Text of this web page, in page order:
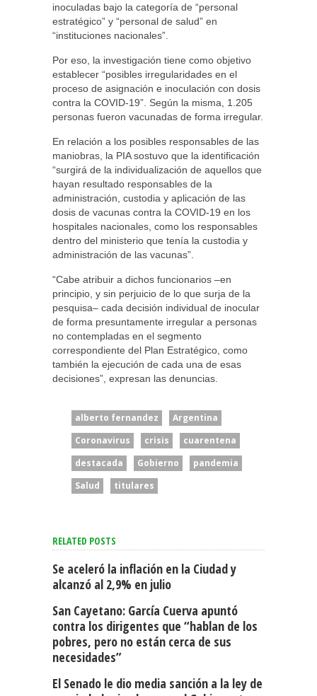
inoculadas bajo la categoría de “personal
estratégico” y “personal de salud” en
“instituciones nacionales”.
Por eso, la investigación tiene como objetivo
establecer “posibles irregularidades en el
proceso de asignación e inoculación con dosis
contra la COVID-19”. Según la misma, 1.205
personas fueron vacunadas de forma irregular.
En relación a los posibles responsables de las
maniobras, la PIA sostuvo que la identificación
“surgirá de la individualización de aquellos que
hayan resultado responsables de la
administración, custodia y aplicación de las
dosis de vacunas contra la COVID-19 en los
hospitales nacionales, como los responsables
dentro del ministerio que tenía la custodia y
administración de las vacunas”.
“Cabe atribuir a dichos funcionarios –en
principio, y sin perjuicio de lo que surja de la
pesquisa– cada decisión individual de inocular
de forma presuntamente irregular a personas
no contempladas en el segmento
correspondiente del Plan Estratégico, como
también la ejecución de cada una de esas
decisiones”, expresan las denuncias.
alberto fernandez
Argentina
Coronavirus
crisis
cuarentena
destacada
Gobierno
pandemia
Salud
titulares
RELATED POSTS
Se aceleró la inflación en la Ciudad y
alcanzó al 2,9% en julio
San Cayetano: García Cuerva apuntó
contra los dirigentes que “hablan de los
pobres, pero no están cerca de sus
necesidades”
El Senado le dio media sanción a la ley de